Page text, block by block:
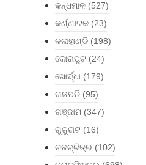
କନ୍ଧମାଳ (527)
କର୍ଣ୍ଣାଟକ (23)
କଳାହାଣ୍ଡି (198)
କୋରାପୁଟ (24)
ଖୋର୍ଦ୍ଧା (179)
ଗଜପତି (95)
ଗଞ୍ଜାମ (347)
ଗୁଜୁରାଟ (16)
ଚଳଚ୍ଚିତ୍ର (102)